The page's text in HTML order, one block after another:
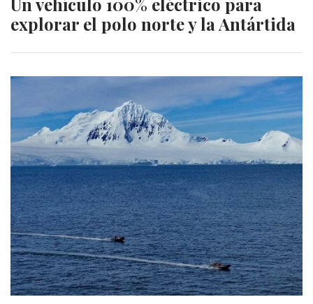
explorar el polo norte y la Antártida